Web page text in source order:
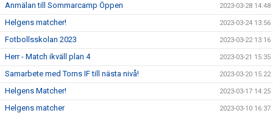
Anmälan till Sommarcamp Öppen 2023-03-28 14:48
Helgens matcher! 2023-03-24 13:56
Fotbollsskolan 2023 2023-03-22 13:16
Herr - Match ikväll plan 4 2023-03-21 15:35
Samarbete med Torns IF till nästa nivå! 2023-03-20 15:22
Helgens Matcher! 2023-03-17 14:25
Helgens matcher 2023-03-10 16:37